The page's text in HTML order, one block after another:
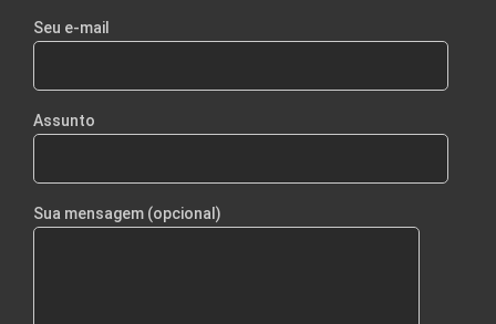
Seu e-mail
Assunto
Sua mensagem (opcional)